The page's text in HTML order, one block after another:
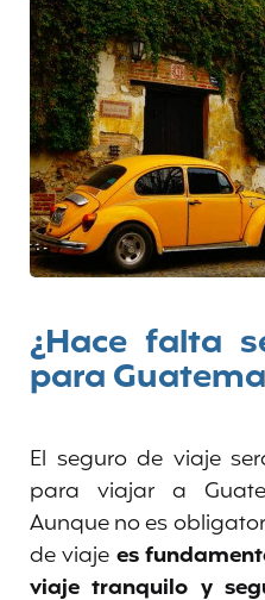
¿Hace falta
para
El seguro de viaje
para viajar a
Aunque no es
de viaje es
viaje tranquilo y